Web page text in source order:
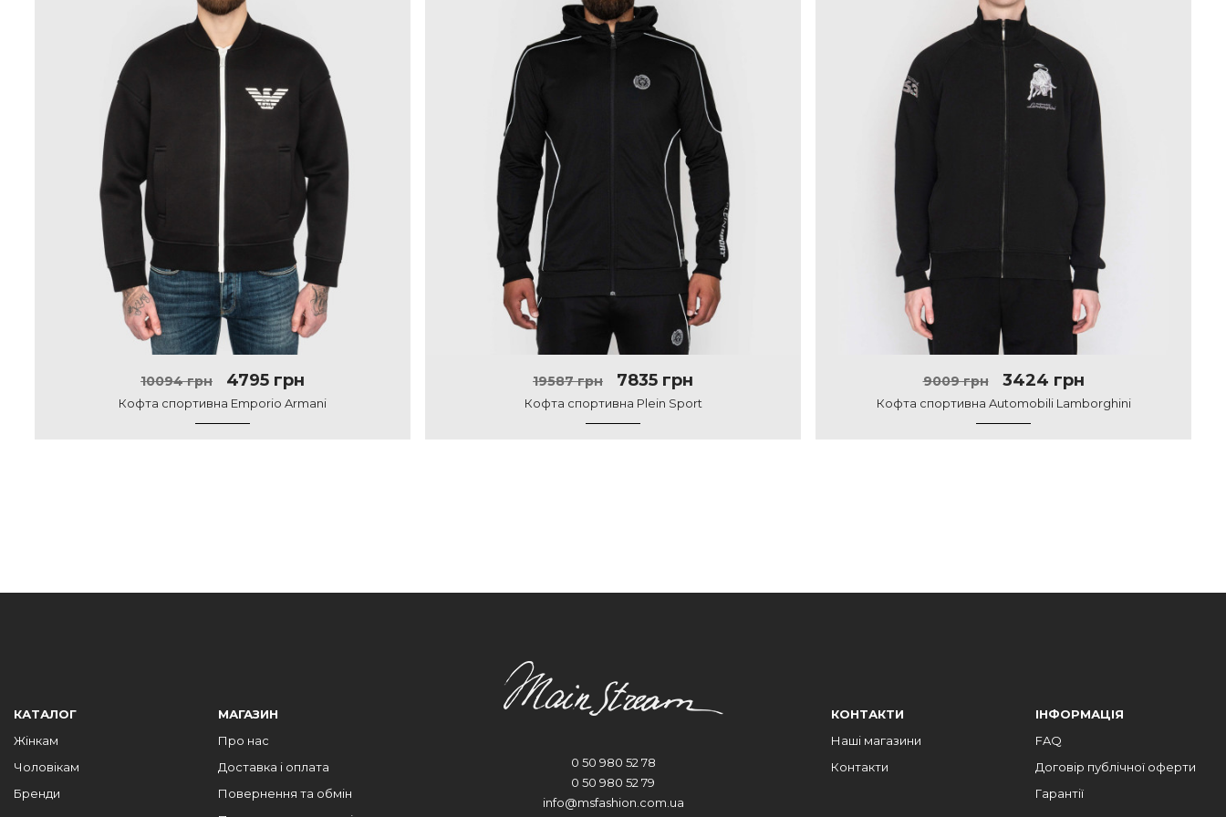
10094 грн 4795 грн
Кофта спортивна Emporio Armani
19587 грн 7835 грн
Кофта спортивна Plein Sport
9009 грн 3424 грн
Кофта спортивна Automobili Lamborghini
КАТАЛОГ
Жінкам
Чоловікам
Бренди
МАГАЗИН
Про нас
Доставка і оплата
Повернення та обмін
0 50 980 52 78
0 50 980 52 79
info@msfashion.com.ua
КОНТАКТИ
Наші магазини
Контакти
ІНФОРМАЦІЯ
FAQ
Договір публічної оферти
Гарантії